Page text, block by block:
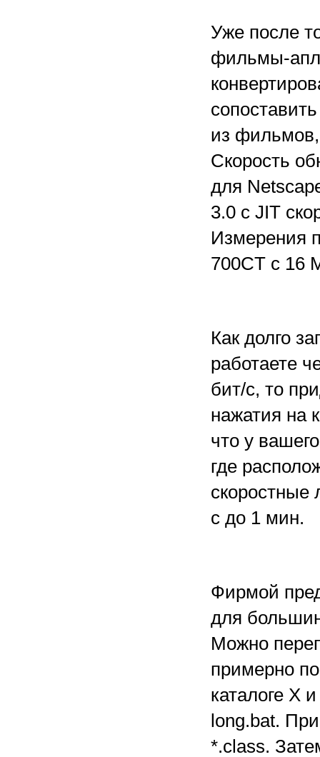
Уже после
фильмы-
из
Скорость
для
3.0 с JIT
Измерения
700CT с 16
Как долго
работаете
бит/с, то
нажатия на
что у
где
скоростные
с до 1 мин.
Фирмой
для
Можно
примерно
каталоге X
long.bat.
*.class.